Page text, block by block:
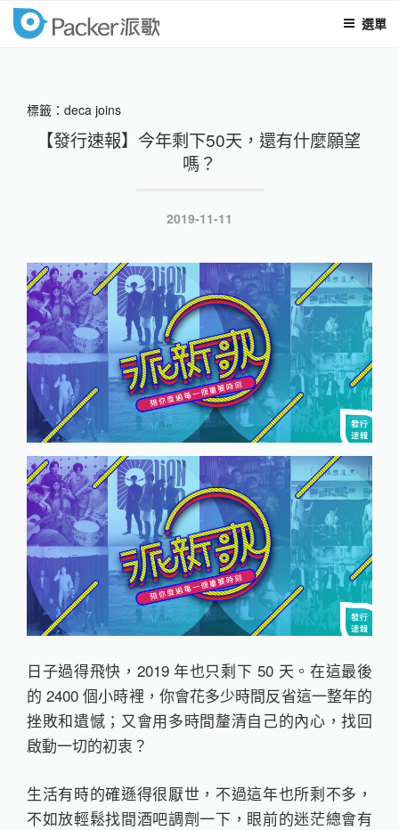
選單
packer
標籤：deca joins
【發行速報】今年剩下50天，還有什麼願望
嗎？
發
於
2019-11-11
日子過得飛快，2019 年也只剩下 50 天。在這最後
的 2400 個小時裡，你會花多少時間反省這一整年的
挫敗和遺憾；又會用多時間釐清自己的內心，找回
啟動一切的初衷？
生活有時的確遜得很厭世，不過這年也所剩不多，
不如放輕鬆找間酒吧調劑一下，眼前的迷茫總會有